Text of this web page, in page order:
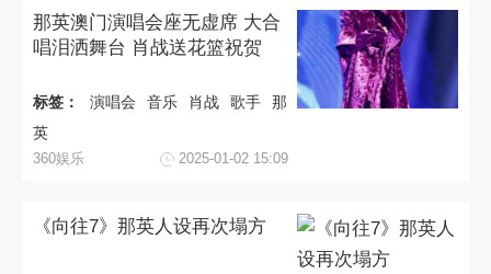
那英澳门演唱会座无虚席 大合
唱泪洒舞台 肖战送花篮祝贺
标签： 演唱会 音乐 肖战 歌手
那
英
360娱乐 2025-01-02 15:09
《向往7》那英人设再次塌方